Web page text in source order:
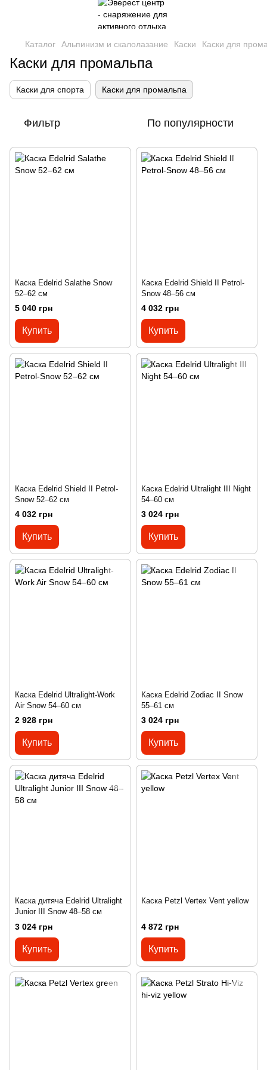
Каталог Альпинизм и скалолазание Каски Каски для
Каски для промальпа
Каски для спорта Каски для промальпа
Фильтр По популярности
Каска Edelrid Salathe Snow
52–62 см
5 040 грн
Купить
Каска Edelrid Shield II Petrol-
Snow 48–56 см
4 032 грн
Купить
Каска Edelrid Shield II Petrol-
Snow 52–62 см
4 032 грн
Купить
Каска Edelrid Ultralight III Night
54–60 см
3 024 грн
Купить
Каска Edelrid Ultralight-Work
Air Snow 54–60 см
2 928 грн
Купить
Каска Edelrid Zodiac II Snow
55–61 см
3 024 грн
Купить
Каска дитяча Edelrid Ultralight
Junior III Snow 48–58 см
3 024 грн
Купить
Каска Petzl Vertex Vent yellow
4 872 грн
Купить